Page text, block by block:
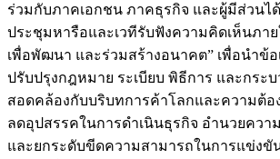
ร่วมกับภาคเอกชน ภาคธุรกิจ และผู้มีส่วนไ
ประชุมหารือและเวทีรับฟังความคิดเห็นภา
เพื่อพัฒนา และร่วมสร้างอนาคต” เพื่อนำข้
ปรับปรุงกฎหมาย ระเบียบ พิธีการ และกระ
สอดคล้องกับบริบทการค้าโลกและความต้อ
ลดอุปสรรคในการดำเนินธุรกิจ อำนวยควา
และยกระดับขีดความสามารถในการแข่งขั